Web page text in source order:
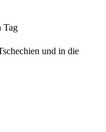
Tag
und in die